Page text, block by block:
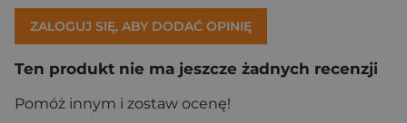
ZALOGUJ SIĘ, ABY DODAĆ OPINIĘ
Ten produkt nie ma jeszcze żadnych recenzji
Pomóż innym i zostaw ocenę!